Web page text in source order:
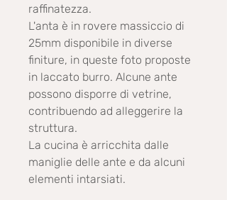
raffinatezza.
L'anta è in rovere massiccio di
25mm disponibile in diverse
finiture, in queste foto proposte
in laccato burro. Alcune ante
possono disporre di vetrine,
contribuendo ad alleggerire la
struttura.
La cucina è arricchita dalle
maniglie delle ante e da alcuni
elementi intarsiati.